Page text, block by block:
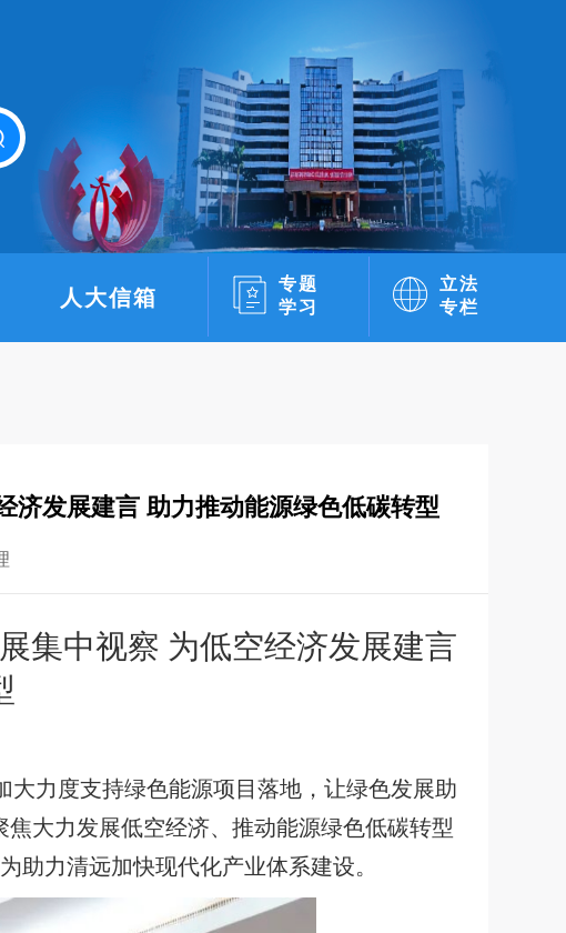
人大信箱
专题
学习
立法
专栏
济发展建言 助力推动能源绿色低碳转型
集中视察 为低空经济发展建言
大力度支持绿色能源项目落地，让绿色发展助
大力发展低空经济、推动能源绿色低碳转型
助力清远加快现代化产业体系建设。